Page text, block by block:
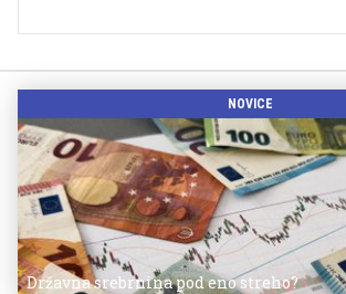
NOVICE
Državna srebrnina pod eno streho?